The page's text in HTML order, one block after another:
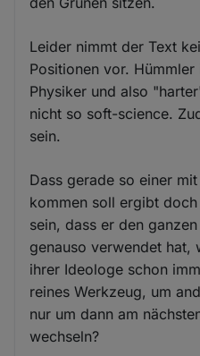
Leider nimmt der Text
Positionen vor.
Physiker und also
nicht so soft-science.
sein.
Dass gerade so einer
kommen soll ergibt
sein, dass er den
genauso verwendet hat,
ihrer Ideologe schon
reines Werkzeug, um
nur um dann am
wechseln?